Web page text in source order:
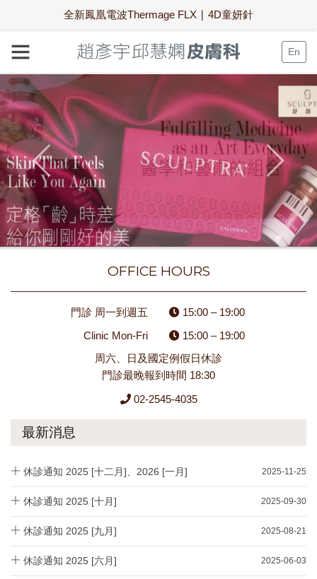
全新鳳凰電波Thermage FLX ∣ 4D童妍針
En
OFFICE HOURS
門診 周一到週五
15:00 – 19:00
Clinic Mon-Fri
15:00 – 19:00
周六、日及國定例假日休診
門診最晚報到時間 18:30
02-2545-4035
最新消息
休診通知 2025 [十二月]、2026 [一月] 2025-11-25
休診通知 2025 [十月] 2025-09-30
休診通知 2025 [九月] 2025-08-21
休診通知 2025 [六月] 2025-06-03